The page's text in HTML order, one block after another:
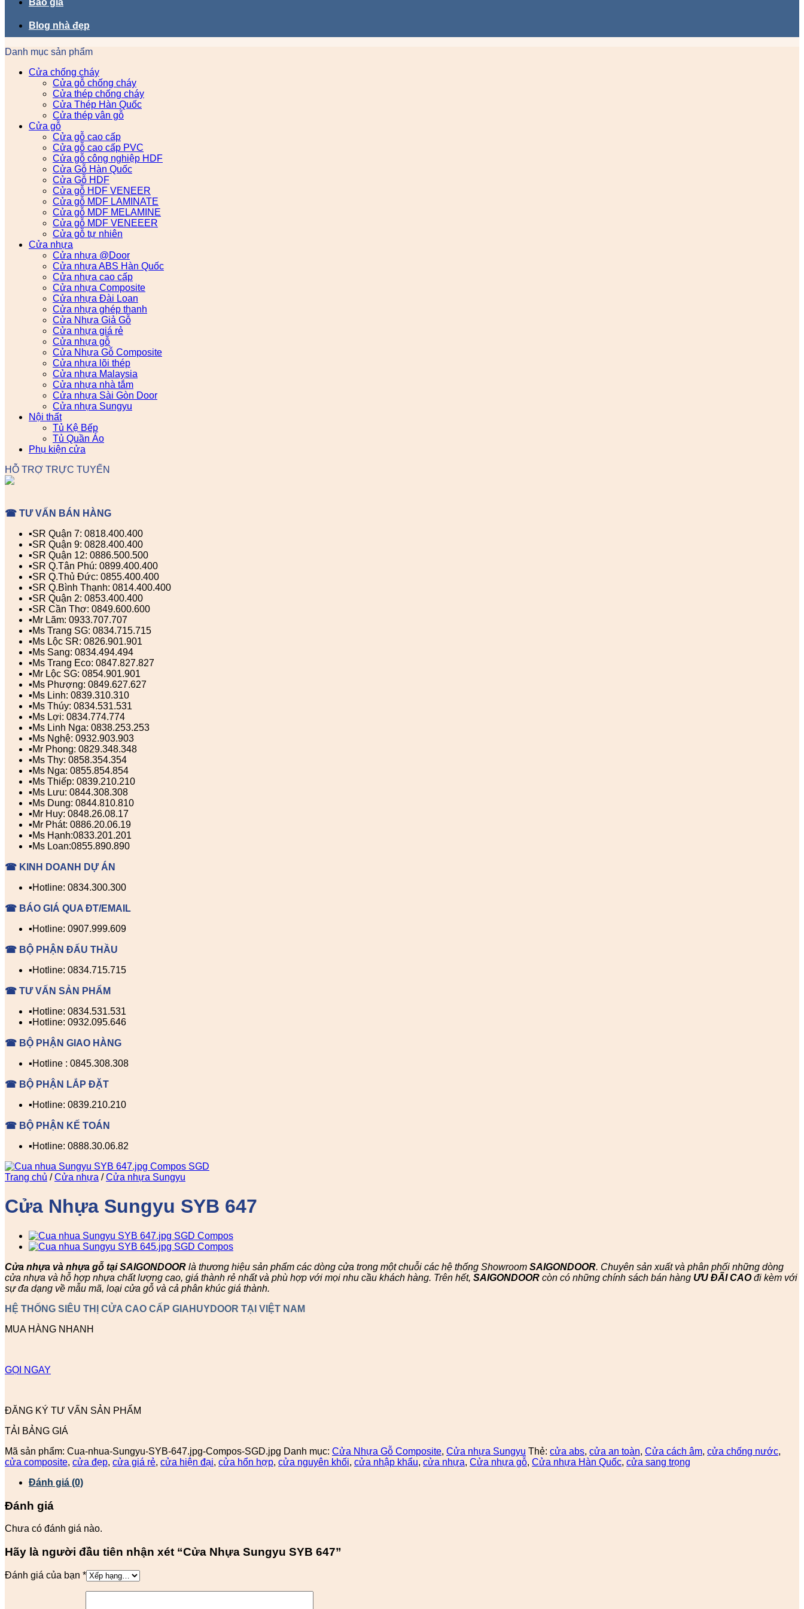
Báo giá
Blog nhà đẹp
Danh mục sản phẩm
Cửa chống cháy
Cửa gỗ chống cháy
Cửa thép chống cháy
Cửa Thép Hàn Quốc
Cửa thép vân gỗ
Cửa gỗ
Cửa gỗ cao cấp
Cửa gỗ cao cấp PVC
Cửa gỗ công nghiệp HDF
Cửa Gỗ Hàn Quốc
Cửa Gỗ HDF
Cửa gỗ HDF VENEER
Cửa gỗ MDF LAMINATE
Cửa gỗ MDF MELAMINE
Cửa gỗ MDF VENEEER
Cửa gỗ tự nhiên
Cửa nhựa
Cửa nhựa @Door
Cửa nhựa ABS Hàn Quốc
Cửa nhựa cao cấp
Cửa nhựa Composite
Cửa nhựa Đài Loan
Cửa nhựa ghép thanh
Cửa Nhựa Giả Gỗ
Cửa nhựa giá rẻ
Cửa nhựa gỗ
Cửa Nhựa Gỗ Composite
Cửa nhựa lõi thép
Cửa nhựa Malaysia
Cửa nhựa nhà tắm
Cửa nhựa Sài Gòn Door
Cửa nhựa Sungyu
Nội thất
Tủ Kệ Bếp
Tủ Quần Áo
Phụ kiện cửa
HỖ TRỢ TRỰC TUYẾN
☎ TƯ VẤN BÁN HÀNG
▪️SR Quận 7: 0818.400.400
▪️SR Quận 9: 0828.400.400
▪️SR Quận 12: 0886.500.500
▪️SR Q.Tân Phú: 0899.400.400
▪️SR Q.Thủ Đức: 0855.400.400
▪️SR Q.Bình Thạnh: 0814.400.400
▪️SR Quận 2: 0853.400.400
▪️SR Cần Thơ: 0849.600.600
▪️Mr Lãm: 0933.707.707
▪️Ms Trang SG: 0834.715.715
▪️Ms Lộc SR: 0826.901.901
▪️Ms Sang: 0834.494.494
▪️Ms Trang Eco: 0847.827.827
▪️Mr Lộc SG: 0854.901.901
▪️Ms Phượng: 0849.627.627
▪️Ms Linh: 0839.310.310
▪️Ms Thúy: 0834.531.531
▪️Ms Lợi: 0834.774.774
▪️Ms Linh Nga: 0838.253.253
▪️Ms Nghệ: 0932.903.903
▪️Mr Phong: 0829.348.348
▪️Ms Thy: 0858.354.354
▪️Ms Nga: 0855.854.854
▪️Ms Thiếp: 0839.210.210
▪️Ms Lưu: 0844.308.308
▪️Ms Dung: 0844.810.810
▪️Mr Huy: 0848.26.08.17
▪️Mr Phát: 0886.20.06.19
▪️Ms Hạnh:0833.201.201
▪️Ms Loan:0855.890.890
☎ KINH DOANH DỰ ÁN
▪️Hotline: 0834.300.300
☎ BÁO GIÁ QUA ĐT/EMAIL
▪️Hotline: 0907.999.609
☎ BỘ PHẬN ĐẤU THẦU
▪️Hotline: 0834.715.715
☎ TƯ VẤN SẢN PHẨM
▪️Hotline: 0834.531.531
▪️Hotline: 0932.095.646
☎ BỘ PHẬN GIAO HÀNG
▪️Hotline : 0845.308.308
☎ BỘ PHẬN LẮP ĐẶT
▪️Hotline: 0839.210.210
☎ BỘ PHẬN KẾ TOÁN
▪️Hotline: 0888.30.06.82
Trang chủ / Cửa nhựa / Cửa nhựa Sungyu
Cửa Nhựa Sungyu SYB 647
Cửa nhựa và nhựa gỗ tại SAIGONDOOR là thương hiệu sản phẩm các dòng cửa trong một chuỗi các hệ thống Showroom SAIGONDOOR. Chuyên sản xuất và phân phối những dòng
cửa nhựa và hỗ hợp nhựa chất lượng cao, giá thành rẻ nhất và phù hợp với mọi nhu cầu khách hàng. Trên hết, SAIGONDOOR còn có những chính sách bán hàng ƯU ĐÃI CAOđi kèm với
sự đa dạng về mẫu mã, loại cửa gỗ và cả phân khúc giá thành.
HỆ THỐNG SIÊU THỊ CỬA CAO CẤP GIAHUYDOOR TẠI VIỆT NAM
MUA HÀNG NHANH
GỌI NGAY
ĐĂNG KÝ TƯ VẤN SẢN PHẨM
TẢI BẢNG GIÁ
Mã sản phẩm: Cua-nhua-Sungyu-SYB-647.jpg-Compos-SGD.jpg Danh mục: Cửa Nhựa Gỗ Composite, Cửa nhựa Sungyu Thẻ: cửa abs, cửa an toàn, Cửa cách âm, cửa chống nước,
cửa composite, cửa đẹp, cửa giá rẻ, cửa hiện đại, cửa hổn hợp, cửa nguyên khối, cửa nhập khẩu, cửa nhựa, Cửa nhựa gỗ, Cửa nhựa Hàn Quốc, cửa sang trọng
Đánh giá (0)
Đánh giá
Chưa có đánh giá nào.
Hãy là người đầu tiên nhận xét “Cửa Nhựa Sungyu SYB 647”
Đánh giá của bạn *